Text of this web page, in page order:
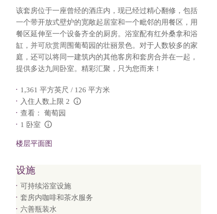
该套房位于一座曾经的酒庄内，现已经过精心翻修，包括
一个带开放式壁炉的宽敞起居室和一个毗邻的用餐区，用
餐区延伸至一个设备齐全的厨房。浴室配有红外桑拿和浴
缸，并可欣赏周围葡萄园的壮丽景色。对于人数较多的家
庭，还可以将同一建筑内的其他客房和套房合并在一起，
提供多达九间卧室。精彩汇聚，只为您而来！
1,361 平方英尺 / 126 平方米
入住人数上限 2
查看： 葡萄园
1 卧室
楼层平面图
设施
可持续浴室设施
套房内咖啡和茶水服务
六善瓶装水